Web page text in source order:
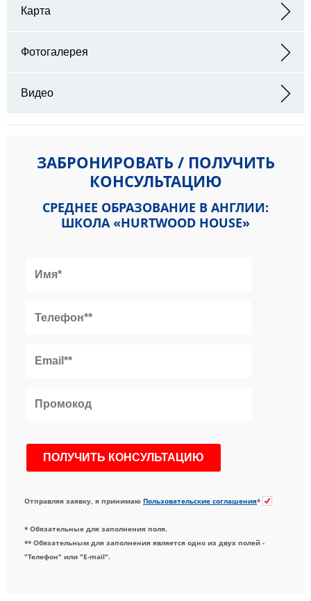
Карта
Фотогалерея
Видео
ЗАБРОНИРОВАТЬ / ПОЛУЧИТЬ
КОНСУЛЬТАЦИЮ
СРЕДНЕЕ ОБРАЗОВАНИЕ В АНГЛИИ:
ШКОЛА «HURTWOOD HOUSE»
Отправляя заявку, я принимаю Пользовательские соглашения*
* Обязательные для заполнения поля.
** Обязательным для заполнения является одно из двух полей -
"Телефон" или "E-mail".